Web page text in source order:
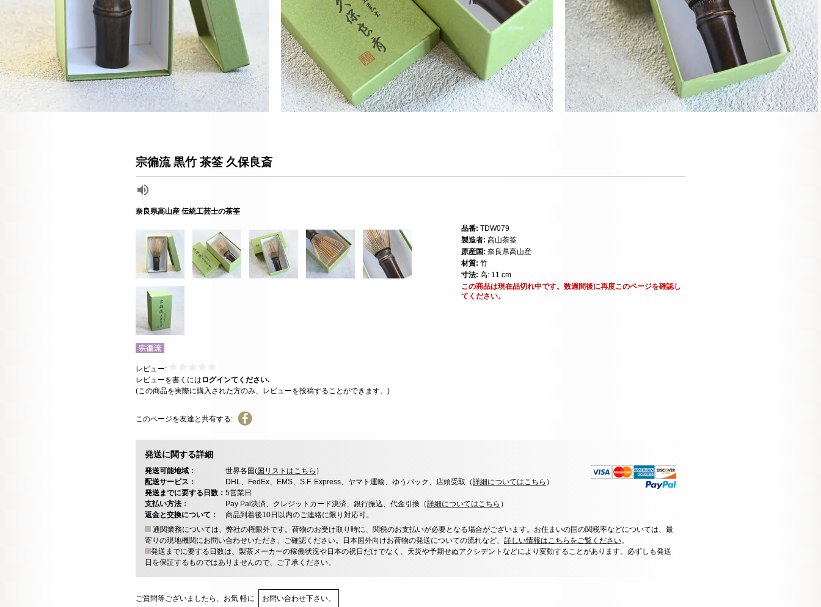
宗徧流 黒竹 茶筌 久保良斎
奈良県高山産 伝統工芸士の茶筌
レビュー:
レビューを書くには ログインてください.
(この商品を実際に購入された方のみ、レビューを投稿することができます。)
このページを友達と共有する:
品番: TDW079
製造者: 高山茶筌
原産国: 奈良県高山産
材質: 竹
寸法: 高: 11 cm
この商品は現在品切れ中です。数週間後に再度このページを確認し
てください。
発送に関する詳細
発送可能地域： 世界各国(国リストはこちら ）
配送サービス：
DHL、FedEx、EMS、S.F. Express、ヤマト運輸、ゆうパック、店頭受取（詳細についてはこちら ）
発送までに要する日数： 5営業日
支払い方法：
Pay Pal決済、クレジットカード決済、銀行振込、代金引換（詳細についてはこちら ）
返金と交換について：
商品到着後10日以内のご連絡に限り対応可。
通関業務については、弊社の権限外です。荷物のお受け取り時に、関税のお支払いが必要となる場合がございます。お住まいの国の関税率などについては、最
寄りの現地機関にお問い合わせいただき、ご確認ください。日本国外向けお荷物の発送についての流れなど、 詳しい情報はこちらをご覧ください。
発送までに要する日数は、製茶メーカーの稼働状況や日本の祝日だけでなく、天災や予期せぬアクシデントなどにより変動することがあります。必ずしも発送
日を保証するものではありませんので、ご了承ください。
ご質問等ございましたら、お気 軽に お問い合わせ下さい。